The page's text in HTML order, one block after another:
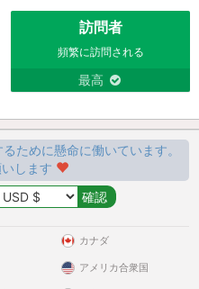
訪問者
頻繁に訪問される
最高
ために懸命に働いています。
します
カナダ
アメリカ合衆国